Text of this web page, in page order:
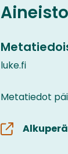
luke.fi
Metatiedot